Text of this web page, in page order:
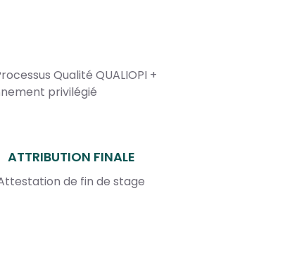
Qualité QUALIOPI +
privilégié
ATTRIBUTION FINALE
de fin de stage